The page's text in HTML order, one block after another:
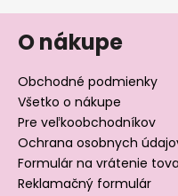
O nákupe
Obchodné podmienky
Všetko o nákupe
Pre veľkoobchodníkov
Ochrana osobnych
Formulár na vrátenie
Reklamačný formulár